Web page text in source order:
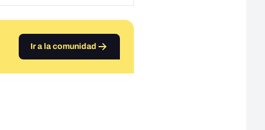
Ir a la comunidad